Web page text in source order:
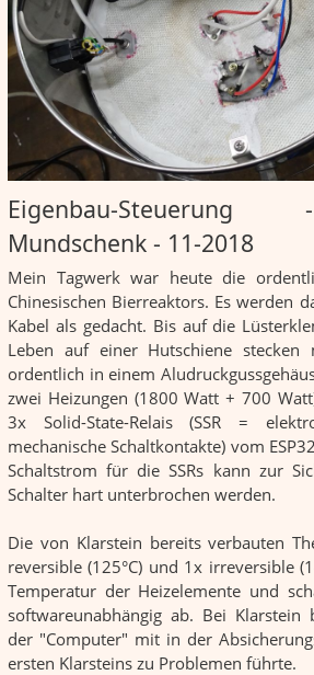
Eigenbau-
Mundschenk - 11-2018
Mein Tagwerk war heute die
Chinesischen Bierreaktors. Es werden
Kabel als gedacht. Bis auf die
Leben auf einer Hutschiene
ordentlich in einem
zwei Heizungen (1800 Watt + 700
3x Solid-State-Relais (SSR =
mechanische Schaltkontakte) vom
Schaltstrom für die SSRs kann zur
Schalter hart unterbrochen werden.
Die von Klarstein bereits verbauten
reversible (125°C) und 1x irreversible
Temperatur der Heizelemente und
softwareunabhängig ab. Bei Klarstein
der "Computer" mit in der
ersten Klarsteins zu Problemen führte.